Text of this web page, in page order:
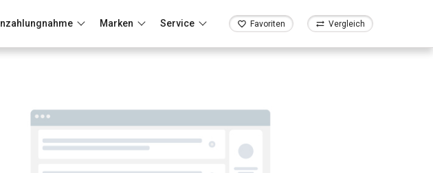
Inzahlungnahme Marken Service Favoriten Vergleich